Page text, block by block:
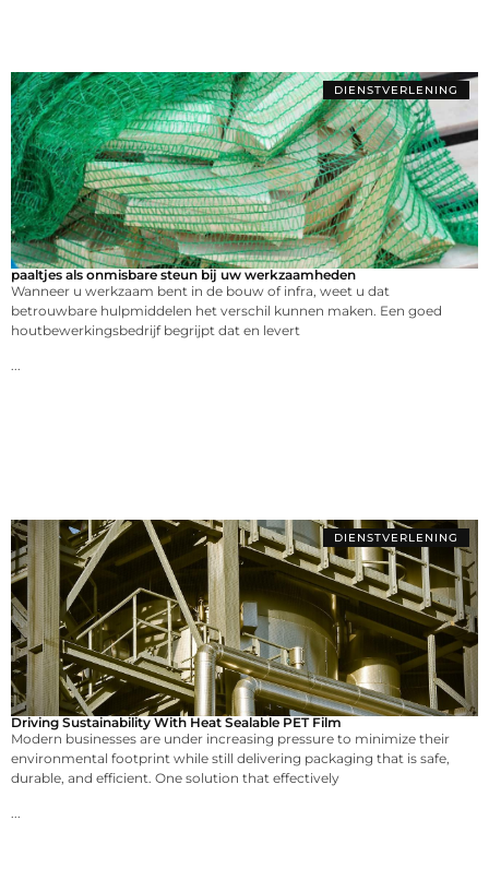
DIENSTVERLENING
paaltjes als onmisbare steun bij uw werkzaamheden
Wanneer u werkzaam bent in de bouw of infra, weet u dat
betrouwbare hulpmiddelen het verschil kunnen maken. Een goed
houtbewerkingsbedrijf begrijpt dat en levert
...
DIENSTVERLENING
Driving Sustainability With Heat Sealable PET Film
Modern businesses are under increasing pressure to minimize their
environmental footprint while still delivering packaging that is safe,
durable, and efficient. One solution that effectively
...